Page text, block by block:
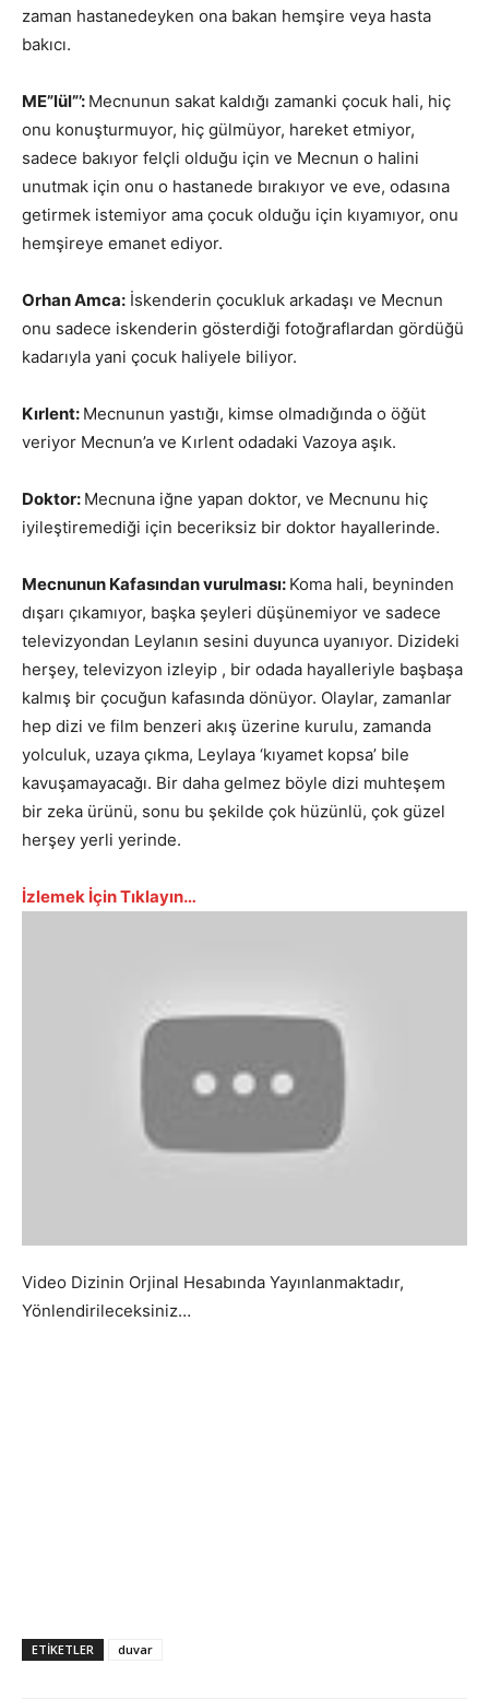
zaman hastanedeyken ona bakan hemşire veya hasta
bakıcı.
ME”lül”’: Mecnunun sakat kaldığı zamanki çocuk hali, hiç
onu konuşturmuyor, hiç gülmüyor, hareket etmiyor,
sadece bakıyor felçli olduğu için ve Mecnun o halini
unutmak için onu o hastanede bırakıyor ve eve, odasına
getirmek istemiyor ama çocuk olduğu için kıyamıyor, onu
hemşireye emanet ediyor.
Orhan Amca: İskenderin çocukluk arkadaşı ve Mecnun
onu sadece iskenderin gösterdiği fotoğraflardan gördüğü
kadarıyla yani çocuk haliyele biliyor.
Kırlent: Mecnunun yastığı, kimse olmadığında o öğüt
veriyor Mecnun’a ve Kırlent odadaki Vazoya aşık.
Doktor: Mecnuna iğne yapan doktor, ve Mecnunu hiç
iyileştiremediği için beceriksiz bir doktor hayallerinde.
Mecnunun Kafasından vurulması: Koma hali, beyninden
dışarı çıkamıyor, başka şeyleri düşünemiyor ve sadece
televizyondan Leylanın sesini duyunca uyanıyor. Dizideki
herşey, televizyon izleyip , bir odada hayalleriyle başbaşa
kalmış bir çocuğun kafasında dönüyor. Olaylar, zamanlar
hep dizi ve film benzeri akış üzerine kurulu, zamanda
yolculuk, uzaya çıkma, Leylaya ‘kıyamet kopsa’ bile
kavuşamayacağı. Bir daha gelmez böyle dizi muhteşem
bir zeka ürünü, sonu bu şekilde çok hüzünlü, çok güzel
herşey yerli yerinde.
İzlemek İçin Tıklayın…
Video Dizinin Orjinal Hesabında Yayınlanmaktadır,
Yönlendirileceksiniz…
ETIKETLER duvar